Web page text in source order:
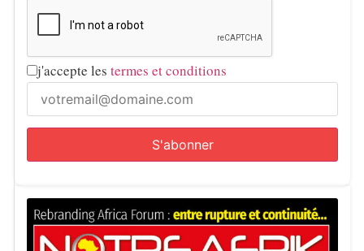
j'accepte les termes et conditions